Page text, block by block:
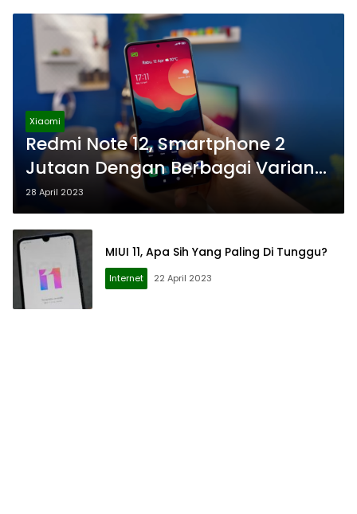
Xiaomi
Redmi Note 12, Smartphone 2
Jutaan Dengan Berbagai Varian
RAM
28 April 2023
MIUI 11, Apa Sih Yang Paling Di Tunggu?
Internet 22 April 2023